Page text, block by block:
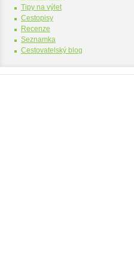
Tipy na výlet
Cestopisy
Recenze
Seznamka
Cestovatelský blog